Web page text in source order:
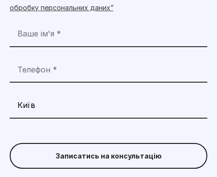
обробку персональних даних”
Записатись на консультацію